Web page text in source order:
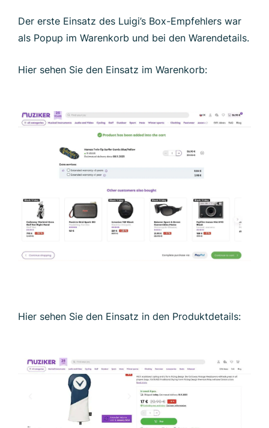
Der erste Einsatz des Luigi’s Box-Empfehlers war
als Popup im Warenkorb und bei den Warendetails.
Hier sehen Sie den Einsatz im Warenkorb:
Hier sehen Sie den Einsatz in den Produktdetails: